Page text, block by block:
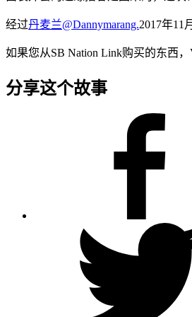
经过丹麦兰@Dannymarang.2017年11
如果您从SB Nation Link购买的东西
分享这个故事